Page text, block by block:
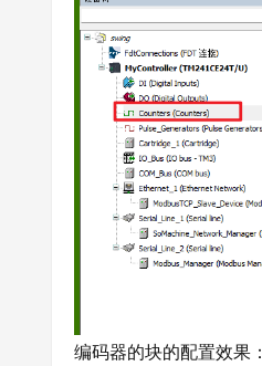
编码器的块的配置效果：